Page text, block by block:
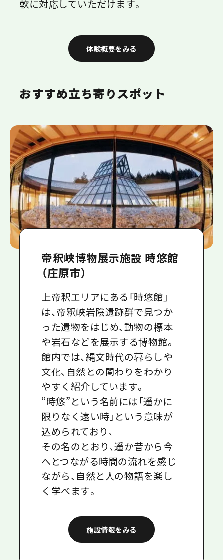
軟に対応していただけます。
体験概要をみる
おすすめ立ち寄りスポット
帝釈峡博物展示施設 時悠館
（庄原市）
上帝釈エリアにある「時悠館」
は、帝釈峡岩陰遺跡群で見つか
った遺物をはじめ、動物の標本
や岩石などを展示する博物館。
館内では、縄文時代の暮らしや
文化、自然との関わりをわかり
やすく紹介しています。
“時悠”という名前には「遥かに
限りなく遠い時」という意味が
込められており、
その名のとおり、遥か昔から今
へとつながる時間の流れを感じ
ながら、自然と人の物語を楽し
く学べます。
施設情報をみる